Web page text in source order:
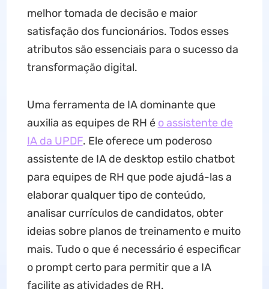
melhor tomada de decisão e maior
satisfação dos funcionários. Todos esses
atributos são essenciais para o sucesso da
transformação digital.
Uma ferramenta de IA dominante que
auxilia as equipes de RH é o assistente de
IA da UPDF. Ele oferece um poderoso
assistente de IA de desktop estilo chatbot
para equipes de RH que pode ajudá-las a
elaborar qualquer tipo de conteúdo,
analisar currículos de candidatos, obter
ideias sobre planos de treinamento e muito
mais. Tudo o que é necessário é especificar
o prompt certo para permitir que a IA
facilite as atividades de RH.